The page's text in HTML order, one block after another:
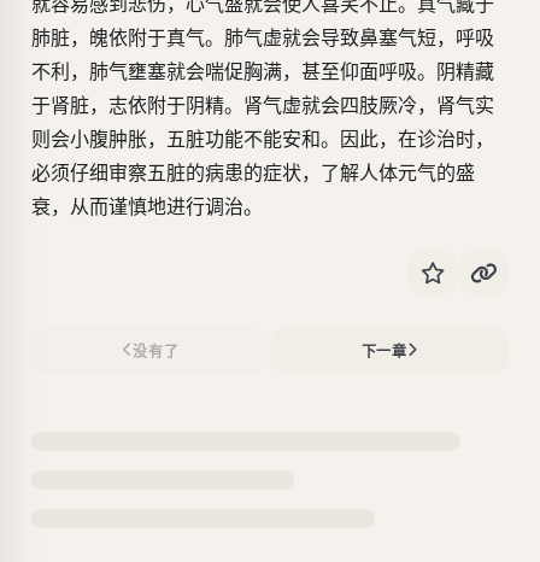
肺脏，魄依附于真气。肺气虚就会导致鼻塞气短，呼吸
不利，肺气壅塞就会喘促胸满，甚至仰面呼吸。阴精藏
于肾脏，志依附于阴精。肾气虚就会四肢厥冷，肾气实
则会小腹肿胀，五脏功能不能安和。因此，在诊治时，
必须仔细审察五脏的病患的症状，了解人体元气的盛
衰，从而谨慎地进行调治。
没有了 下一章